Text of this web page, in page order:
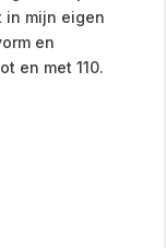
in mijn eigen
en
en met 110.